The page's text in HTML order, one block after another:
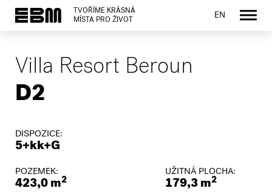
TVOŘÍME KRÁSNÁ
MÍSTA PRO ŽIVOT
EN
Villa Resort Beroun
D2
DISPOZICE:
5+kk+G
POZEMEK:
423,0 m2
UŽITNÁ PLOCHA:
179,3 m2